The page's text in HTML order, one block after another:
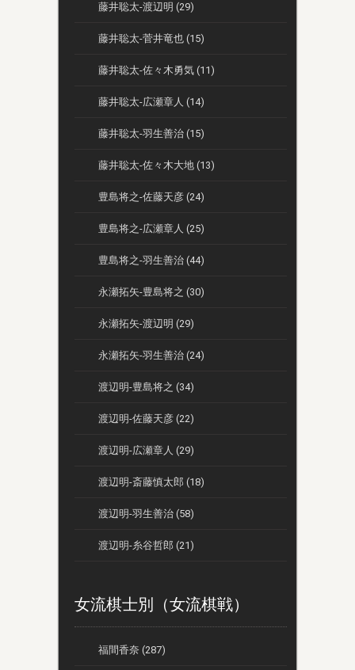
藤井聡太-渡辺明 (29)
藤井聡太-菅井竜也 (15)
藤井聡太-佐々木勇気 (11)
藤井聡太-広瀬章人 (14)
藤井聡太-羽生善治 (15)
藤井聡太-佐々木大地 (13)
豊島将之-佐藤天彦 (24)
豊島将之-広瀬章人 (25)
豊島将之-羽生善治 (44)
永瀬拓矢-豊島将之 (30)
永瀬拓矢-渡辺明 (29)
永瀬拓矢-羽生善治 (24)
渡辺明-豊島将之 (34)
渡辺明-佐藤天彦 (22)
渡辺明-広瀬章人 (29)
渡辺明-斎藤慎太郎 (18)
渡辺明-羽生善治 (58)
渡辺明-糸谷哲郎 (21)
女流棋士別（女流棋戦）
福間香奈 (287)